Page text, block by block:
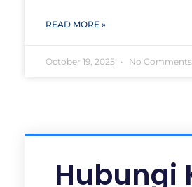
READ MORE »
October 19, 2025 No Comments
Hubungi